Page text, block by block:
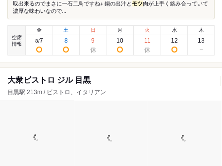
取出来るのでまさに一石二鳥ですね♪ 鍋の出汁とモツ肉が上手く絡み合っていて
濃厚な味わいなので...
空席
情報
金
8/7
土
8
日
9
月
10
火
11
水
12
木
13
大衆ビストロ ジル 目黒
目黒駅 213m / ビストロ、イタリアン